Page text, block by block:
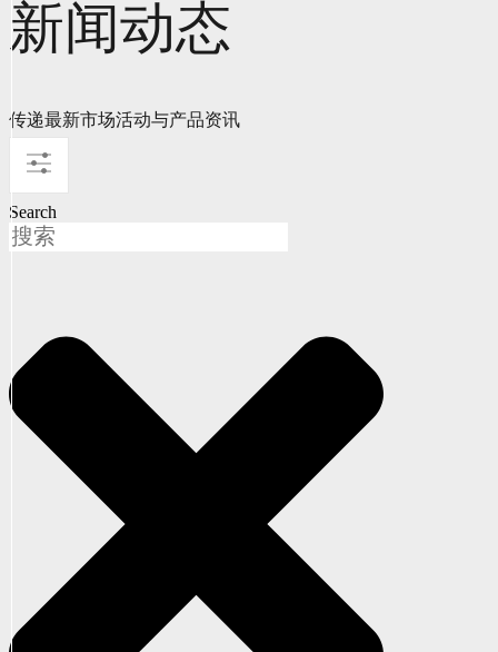
新闻动态
传递最新市场活动与产品资讯
Search